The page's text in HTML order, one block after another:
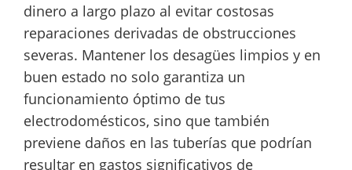
dinero a largo plazo al evitar costosas
reparaciones derivadas de obstrucciones
severas. Mantener los desagües limpios y en
buen estado no solo garantiza un
funcionamiento óptimo de tus
electrodomésticos, sino que también
previene daños en las tuberías que podrían
resultar en gastos significativos de